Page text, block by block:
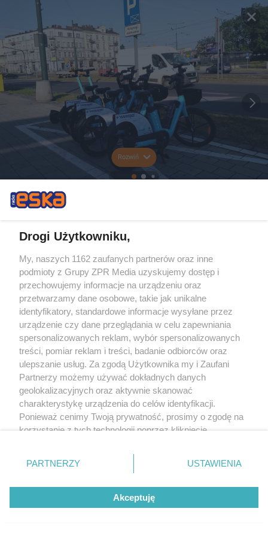
Rozwiń
Drogi Użytkowniku,
My, naszych 1162 zaufanych partnerów oraz inne
podmioty z Grupy ZPR Media uzyskujemy dostęp i
przechowujemy informacje na urządzeniu oraz
przetwarzamy dane osobowe, takie jak unikalne
identyfikatory, standardowe informacje wysyłane przez
urządzenie czy dane przeglądania w celu zapewniania
spersonalizowanych reklam, wybór spersonalizowanych
treści, pomiar reklam i treści, badanie odbiorców oraz
ulepszanie usług. Za zgodą Użytkownika my i Zaufani
Partnerzy możemy używać dokładnych danych
geolokalizacyjnych oraz aktywnie skanować
charakterystykę urządzenia do celów identyfikacji.
Ponieważ cenimy Twoją prywatność, prosimy o zgodę na
korzystanie z tych technologii poprzez kliknięcie
zmienić/wycofać klikając przycisk ustawień prywatności
znajdujący się w lewym dolnym rogu strony
rodzaje przetwarzania danych nie wymagają zgody
użytkownika, ale masz prawo sprzeciwić się takiemu
przetwarzaniu. Preferencje będą miały zastosowanie tylko
PARTNERZY USTAWIENIA
Akceptuję